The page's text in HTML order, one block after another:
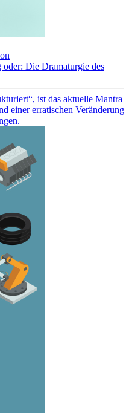
Die Dramaturgie des
ist das aktuelle Mantra
einer erratischen Veränderung